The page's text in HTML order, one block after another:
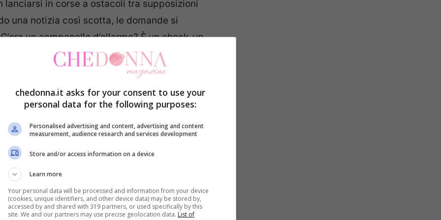
lanciarsi in corse a ostacoli tra supposizioni
una notizia così scotta, le domande si
un campanello d’allarme? È un check-up
è nitido:oggi pomeriggiosi è saputo del
“certezze”. Il resto lo lasciamo al condizionale,
trattarsi di una breve parentesi, di
dietro di sé solo uno spavento passeggero.
isolato
chedonna.it asks for your consent to use your
personal data for the following purposes:
Personalised advertising and content, advertising and content
measurement, audience research and services development
Store and/or access information on a device
Learn more
Your personal data will be processed and information from your device
(cookies, unique identifiers, and other device data) may be stored by,
accessed by and shared with 319 partners, or used specifically by this
site. We and our partners may use precise geolocation data. List of